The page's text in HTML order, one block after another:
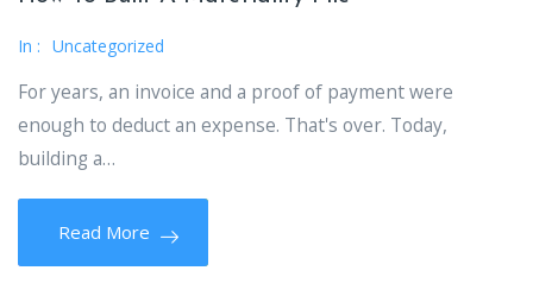
In : Uncategorized
For years, an invoice and a proof of payment were
enough to deduct an expense. That's over. Today,
building a…
Read More